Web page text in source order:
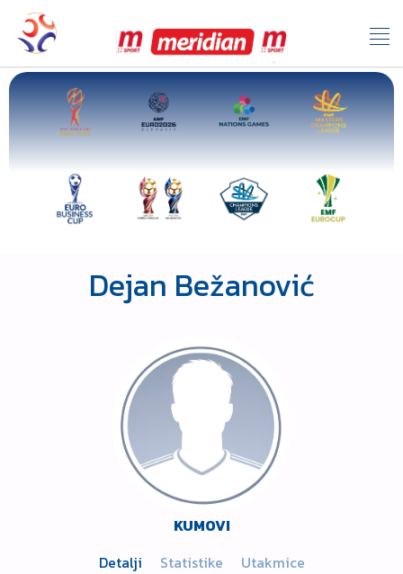
Dejan Bežanović
KUMOVI
Detalji
Statistike Utakmice